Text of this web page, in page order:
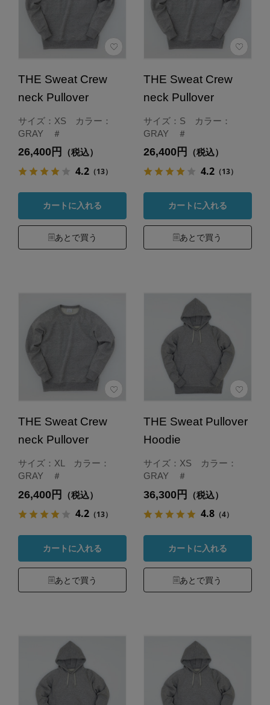
THE Sweat Crew
neck Pullover
サイズ：XS カラー：
GRAY ＃
26,400円 （税込）
4.2（13）
カートに入れる
あとで買う
THE Sweat Crew
neck Pullover
サイズ：S カラー：
GRAY ＃
26,400円 （税込）
4.2（13）
カートに入れる
あとで買う
THE Sweat Crew
neck Pullover
サイズ：XL カラー：
GRAY ＃
26,400円 （税込）
4.2（13）
カートに入れる
あとで買う
THE Sweat Pullover
Hoodie
サイズ：XS カラー：
GRAY ＃
36,300円 （税込）
4.8（4）
カートに入れる
あとで買う